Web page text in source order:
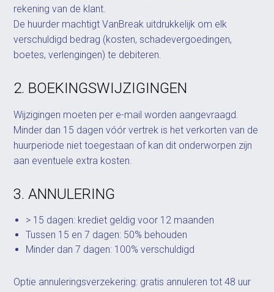
rekening van de klant.
De huurder machtigt VanBreak uitdrukkelijk om elk
verschuldigd bedrag (kosten, schadevergoedingen,
boetes, verlengingen) te debiteren.
2. BOEKINGSWIJZIGINGEN
Wijzigingen moeten per e-mail worden aangevraagd.
Minder dan 15 dagen vóór vertrek is het verkorten van de
huurperiode niet toegestaan of kan dit onderworpen zijn
aan eventuele extra kosten.
3. ANNULERING
> 15 dagen: krediet geldig voor 12 maanden
Tussen 15 en 7 dagen: 50% behouden
Minder dan 7 dagen: 100% verschuldigd
Optie annuleringsverzekering: gratis annuleren tot 48 uur